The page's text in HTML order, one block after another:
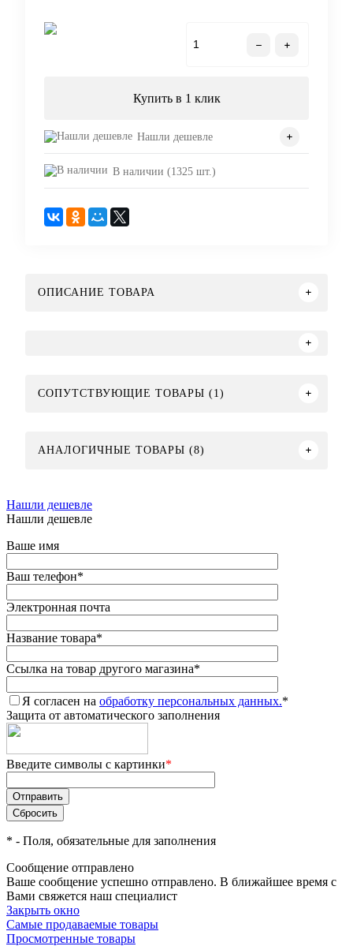
Купить в 1 клик
Нашли дешевле
В наличии (1325 шт.)
ОПИСАНИЕ ТОВАРА
СОПУТСТВУЮЩИЕ ТОВАРЫ (1)
АНАЛОГИЧНЫЕ ТОВАРЫ (8)
Нашли дешевле
Нашли дешевле
Ваше имя
Ваш телефон*
Электронная почта
Название товара*
Ссылка на товар другого магазина*
Я согласен на обработку персональных данных.*
Защита от автоматического заполнения
Введите символы с картинки*
* - Поля, обязательные для заполнения
Сообщение отправлено
Ваше сообщение успешно отправлено. В ближайшее время с
Вами свяжется наш специалист
Закрыть окно
Самые продаваемые товары
Просмотренные товары